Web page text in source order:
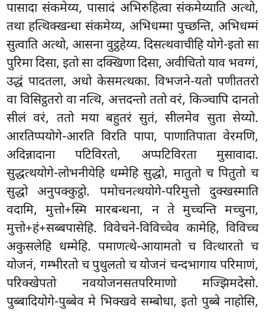
पासादा संकमेय्य, पासादं अभिरुहित्वा संकमेय्याति अत्थो,
तथा हत्थिक्खन्धा संकमेय्य, अभिधम्मा पुच्छन्ति, अभिधम्मं
सुत्वाति अत्थो, आसना वुट्ठहेय्य. दिसत्थवाचीहि योगे-इतो सा
पुरिमा दिसा, इतो सा दक्खिणा दिसा, अवीचितो याव भवग्गं,
उद्धं पादतला, अधो केसमत्थका. विभजने-यतो पणीततरो
वा विसिट्ठतरो वा नत्थि, अत्तदन्तो ततो वरं, किञ्चापि दानतो
सीलं वरं, ततो मया बहुतरं सुतं, सीलमेव सुता सेय्यो.
आरतिप्पयोगे-आरति विरति पापा, पाणातिपाता वेरमणि,
अदिन्नादाना पटिविरतो, अप्पटिविरता मुसावादा.
सुद्धत्थयोगे-लोभनीयेहि धम्मेहि सुद्धो, मातुतो च पितुतो च
सुद्धो अनुपक्कुट्ठो. पमोचनत्थयोगे-परिमुत्तो दुक्खस्माति
वदामि, मुत्तो+स्मि मारबन्धना, न ते मुच्चन्ति मच्चुना,
मुत्तो+हं+सब्बपासेहि. विवेचने-विविच्चेव कामेहि, विविच्च
अकुसलेहि धम्मेहि. पमाणत्थे-आयामतो च वित्थारतो च
योजनं, गम्भीरतो च पुथुलतो च योजनं चन्दभागाय परिमाणं,
परिक्खेपतो नवयोजनसतपरिमाणो मज्झिमदेसो.
पुब्बादियोगे-पुब्बेव मे भिक्खवे सम्बोधा, इतो पुब्बे नाहोसि,